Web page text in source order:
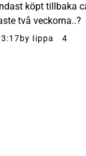
köpt tillbaka
två veckorna..?
by Iippa 4